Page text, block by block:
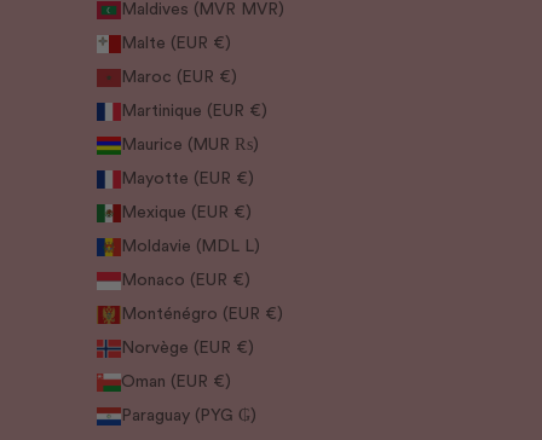
Maldives (MVR MVR)
Malte (EUR €)
Maroc (EUR €)
Martinique (EUR €)
Maurice (MUR ₨)
Mayotte (EUR €)
Mexique (EUR €)
Moldavie (MDL L)
Monaco (EUR €)
Monténégro (EUR €)
Norvège (EUR €)
Oman (EUR €)
Paraguay (PYG ₲)